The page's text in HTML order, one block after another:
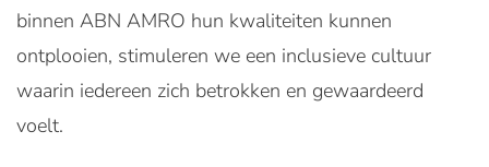
binnen ABN AMRO hun kwaliteiten kunnen
ontplooien, stimuleren we een inclusieve cultuur
waarin iedereen zich betrokken en gewaardeerd
voelt.